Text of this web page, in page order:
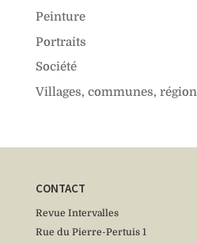
Peinture
Portraits
Société
Villages, communes, région
CONTACT
Revue Intervalles
Rue du Pierre-Pertuis 1